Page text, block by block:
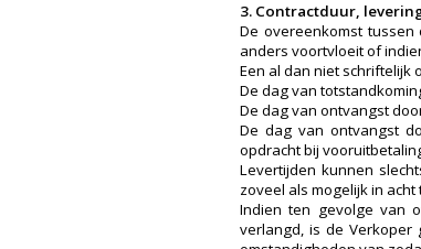
3. Contractduur,
De overeenkomst
anders voortvloeit of
Een al dan niet schriftelijk
De dag van
De dag van ontvangst
De dag van ontvangst
opdracht bij
Levertijden kunnen
zoveel als mogelijk in
Indien ten gevolge van
verlangd, is de